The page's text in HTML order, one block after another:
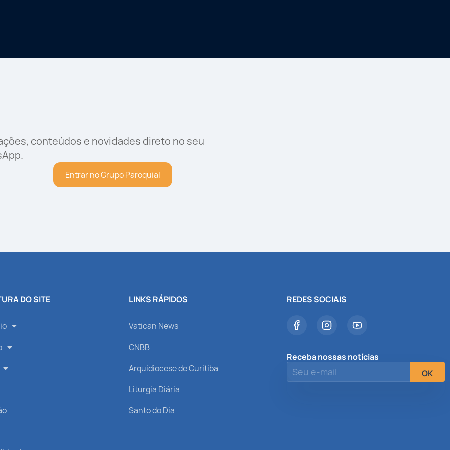
conteúdos e novidades direto no seu
Entrar no Grupo Paroquial
DO SITE LINKS RÁPIDOS
Vatican News
CNBB
Arquidiocese de Curitiba
Liturgia Diária
Santo do Dia
REDES SOCIAIS
Receba nossas notícias